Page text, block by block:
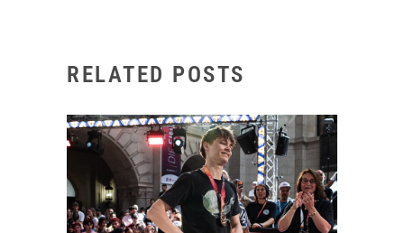
RELATED POSTS